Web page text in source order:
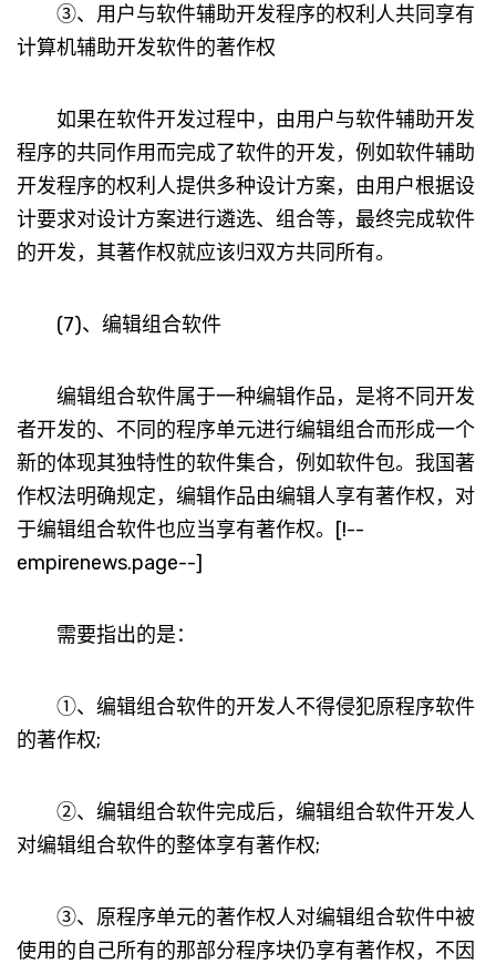
③、用户与软件辅助开发程序的权利人共同享有
计算机辅助开发软件的著作权
如果在软件开发过程中，由用户与软件辅助开发
程序的共同作用而完成了软件的开发，例如软件辅助
开发程序的权利人提供多种设计方案，由用户根据设
计要求对设计方案进行遴选、组合等，最终完成软件
的开发，其著作权就应该归双方共同所有。
(7)、编辑组合软件
编辑组合软件属于一种编辑作品，是将不同开发
者开发的、不同的程序单元进行编辑组合而形成一个
新的体现其独特性的软件集合，例如软件包。我国著
作权法明确规定，编辑作品由编辑人享有著作权，对
于编辑组合软件也应当享有著作权。[!--
empirenews.page--]
需要指出的是：
①、编辑组合软件的开发人不得侵犯原程序软件
的著作权;
②、编辑组合软件完成后，编辑组合软件开发人
对编辑组合软件的整体享有著作权;
③、原程序单元的著作权人对编辑组合软件中被
使用的自己所有的那部分程序块仍享有著作权，不因